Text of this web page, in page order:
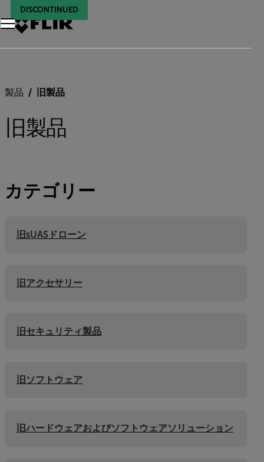
製品 旧製品
旧製品
カテゴリー
旧sUASドローン
旧アクセサリー
旧セキュリティ製品
旧ソフトウェア
旧ハードウェアおよびソフトウェアソリューション
DISCONTINUED
DISCONTINUED
DISCONTINUED
DISCONTINUED
DISCONTINUED
DISCONTINUED
DISCONTINUED
DISCONTINUED
DISCONTINUED
DISCONTINUED
DISCONTINUED